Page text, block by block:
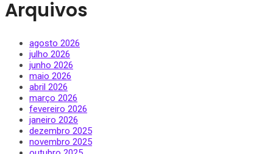
Arquivos
agosto 2026
julho 2026
junho 2026
maio 2026
abril 2026
março 2026
fevereiro 2026
janeiro 2026
dezembro 2025
novembro 2025